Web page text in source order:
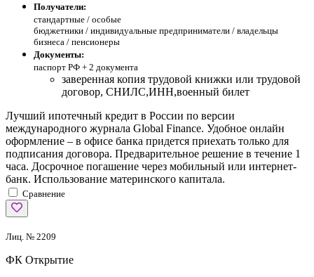
Получатели:
стандартные / особые
бюджетники / индивидуальные предприниматели / владельцы
бизнеса / пенсионеры
Документы:
паспорт РФ + 2 документа
заверенная копия трудовой книжки или трудовой
договор, СНИЛС,ИНН,военный билет
Лучший ипотечный кредит в России по версии
международного журнала Global Finance. Удобное онлайн
оформление – в офисе банка придется приехать только для
подписания договора. Предварительное решение в течение 1
часа. Досрочное погашение через мобильный или интернет-
банк. Использование материнского капитала.
Сравнение
Лиц. № 2209
ФК Открытие